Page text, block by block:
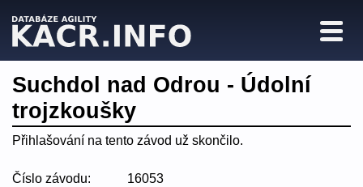
Suchdol nad Odrou - Údolní
trojzkoušky
Přihlašování na tento závod už skončilo.
Číslo závodu:
16053